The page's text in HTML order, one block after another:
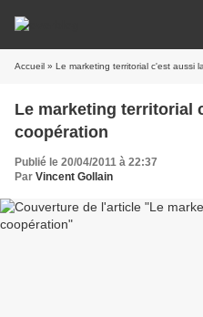
Accueil » Le marketing territorial c'est aussi
Le marketing territorial
coopération
Publié le 20/04/2011 à 22:37
Par Vincent Gollain